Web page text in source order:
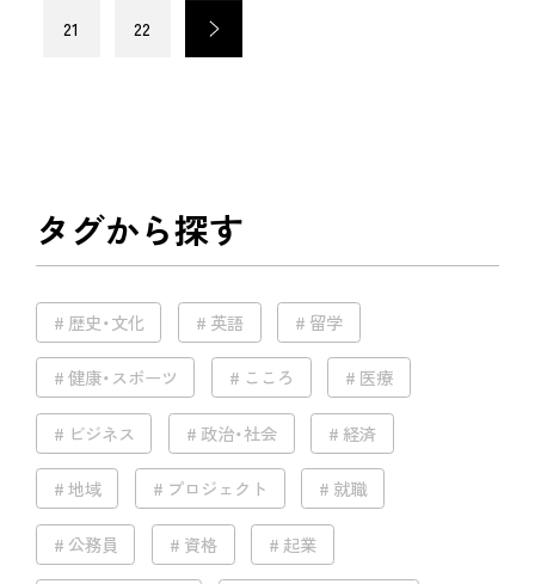
21 22 >
タグから探す
歴史・文化 英語 留学
健康・スポーツ こころ 医療
ビジネス 政治・社会 経済
地域 プロジェクト 就職
公務員 資格 起業